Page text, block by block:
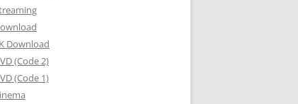
Download
(Code 2)
(Code 1)